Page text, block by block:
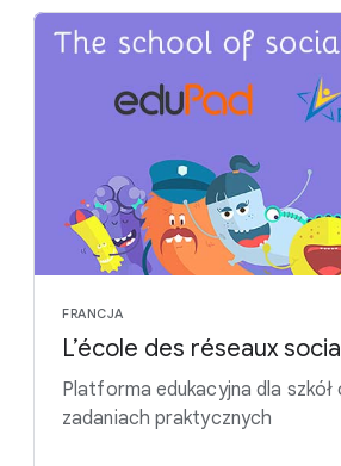
FRANCJA
L’école des réseaux
Platforma edukacyjna dla
zadaniach praktycznych